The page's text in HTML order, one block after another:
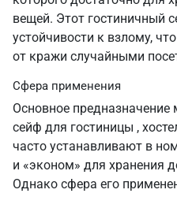
вещей. Этот гостиничный
устойчивости к взлому,
от кражи случайными
Сфера применения
Основное предназначение
сейф для гостиницы ,
часто устанавливают в
и «эконом» для хранения
Однако сфера его